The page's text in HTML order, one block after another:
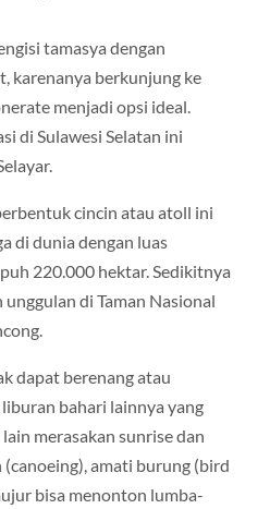
tamasya dengan
karenanya berkunjung ke
menjadi opsi ideal.
di Sulawesi Selatan ini
cincin atau atoll ini
di dunia dengan luas
220.000 hektar. Sedikitnya
di Taman Nasional
dapat berenang atau
bahari lainnya yang
merasakan sunrise dan
amati burung (bird
bisa menonton lumba-